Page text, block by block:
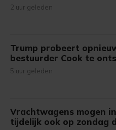
2 uur geleden
Trump probeert
bestuurder Cook te
5 uur geleden
Vrachtwagens mogen
tijdelijk ook op zondag